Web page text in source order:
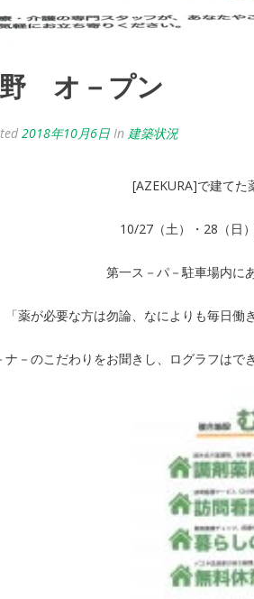
オ－プン
2018年10月6日 In 建築状況
[AZEKURA]で建てた
10/27（土）・28（日
第一ス－パ－駐車場内に
「薬が必要な方は勿論、なによりも毎日
ナ－のこだわりをお聞きし、ログラフはで